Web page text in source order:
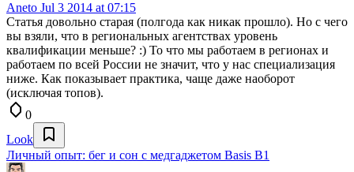
Aneto Jul 3 2014 at 07:15
Статья довольно старая (полгода как никак прошло). Но с чего
вы взяли, что в региональных агентствах уровень
квалификации меньше? :) То что мы работаем в регионах и
работаем по всей России не значит, что у нас специализация
ниже. Как показывает практика, чаще даже наоборот
(исключая топов).
0
Look
Личный опыт: бег и сон с медгаджетом Basis B1